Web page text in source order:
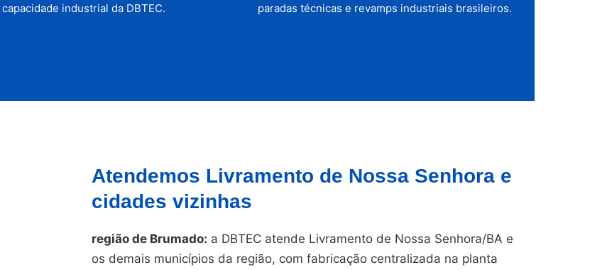
capacidade industrial da DBTEC.
paradas técnicas e revamps industriais brasileiros.
Atendemos Livramento de Nossa Senhora e
cidades vizinhas
região de Brumado: a DBTEC atende Livramento de Nossa Senhora/BA e
os demais municípios da região, com fabricação centralizada na planta